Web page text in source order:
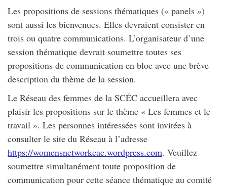
Les propositions de sessions thématiques (« panels »)
sont aussi les bienvenues. Elles devraient consister en
trois ou quatre communications. L’organisateur d’une
session thématique devrait soumettre toutes ses
propositions de communication en bloc avec une brève
description du thème de la session.
Le Réseau des femmes de la SCÉC accueillera avec
plaisir les propositions sur le thème « Les femmes et le
travail ». Les personnes intéressées sont invitées à
consulter le site du Réseau à l’adresse
https://womensnetworkcac.wordpress.com. Veuillez
soumettre simultanément toute proposition de
communication pour cette séance thématique au comité